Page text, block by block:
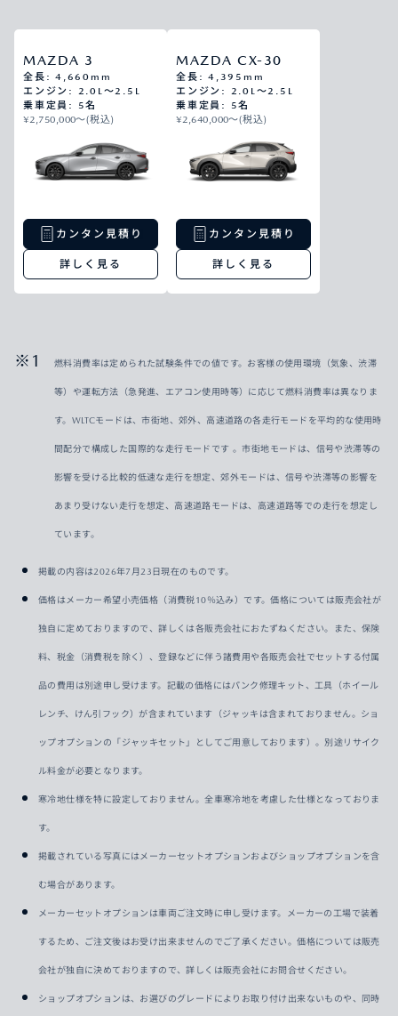
MAZDA 3
全長: 4,660mm
エンジン: 2.0L～2.5L
乗車定員: 5名
¥2,750,000〜(税込)
カンタン見積り
詳しく見る
MAZDA CX-30
全長: 4,395mm
エンジン: 2.0L～2.5L
乗車定員: 5名
¥2,640,000〜(税込)
カンタン見積り
詳しく見る
燃料消費率は定められた試験条件での値です。お客様の使用環境（気象、渋滞
等）や運転方法（急発進、エアコン使用時等）に応じて燃料消費率は異なりま
す。WLTCモードは、市街地、郊外、高速道路の各走行モードを平均的な使用時
間配分で構成した国際的な走行モードです 。市街地モードは、信号や渋滞等の
影響を受ける比較的低速な走行を想定、郊外モードは、信号や渋滞等の影響を
あまり受けない走行を想定、高速道路モードは、高速道路等での走行を想定し
ています。
掲載の内容は2026年7月23日現在のものです。
価格はメーカー希望小売価格（消費税10％込み）です。価格については販売会社が
独自に定めておりますので、詳しくは各販売会社におたずねください。また、保険
料、税金（消費税を除く）、登録などに伴う諸費用や各販売会社でセットする付属
品の費用は別途申し受けます。記載の価格にはパンク修理キット、工具（ホイール
レンチ、けん引フック）が含まれています（ジャッキは含まれておりません。ショ
ップオプションの「ジャッキセット」としてご用意しております）。別途リサイク
ル料金が必要となります。
寒冷地仕様を特に設定しておりません。全車寒冷地を考慮した仕様となっておりま
す。
掲載されている写真にはメーカーセットオプションおよびショップオプションを含
む場合があります。
メーカーセットオプションは車両ご注文時に申し受けます。メーカーの工場で装着
するため、ご注文後はお受け出来ませんのでご了承ください。価格については販売
会社が独自に決めておりますので、詳しくは販売会社にお問合せください。
ショップオプションは、お選びのグレードによりお取り付け出来ないものや、同時